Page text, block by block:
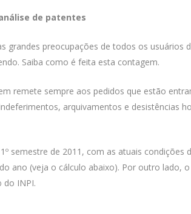
de patentes
grandes preocupações de todos os
Saiba como é feita esta contagem.
remete sempre aos pedidos que estão
arquivamentos e desistências
semestre de 2011, com as atuais
ano (veja o cálculo abaixo). Por outro lado,
do INPI.